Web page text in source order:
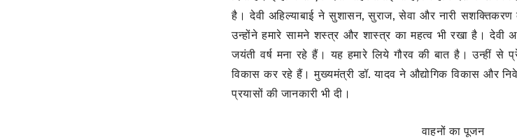
है। देवी अहिल्याबाई ने सुशासन, सुराज, सेवा और नारी
उन्होंने हमारे सामने शस्त्र और शास्त्र का महत्व भी रखा है। देवी
जयंती वर्ष मना रहे हैं। यह हमारे लिये गौरव की बात है। उन्हीं
विकास कर रहे हैं। मुख्यमंत्री डॉ. यादव ने औद्योगिक विकास और
प्रयासों की जानकारी भी दी।
वाहनों का पूजन